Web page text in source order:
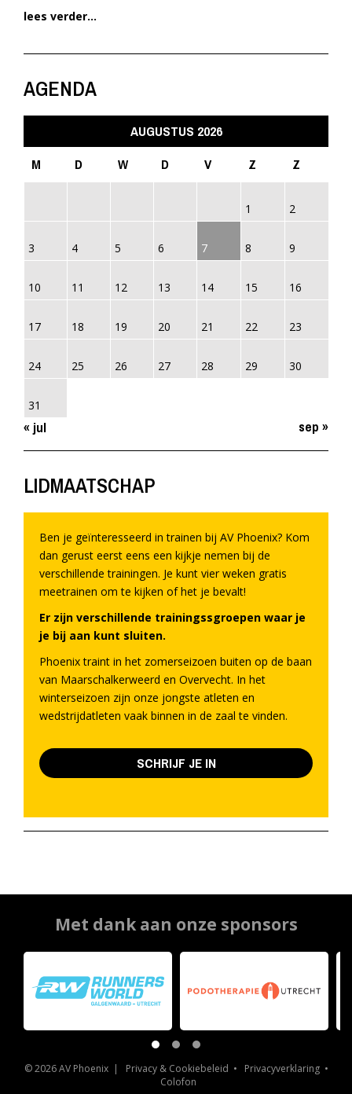
lees verder...
AGENDA
AUGUSTUS 2026
M
D W D V Z Z
1 2
3 4 5 6 7 8 9
10 11 12 13 14 15 16
17 18 19 20 21 22 23
24 25 26 27 28 29 30
31
« jul sep »
LIDMAATSCHAP
Ben je geïnteresseerd in trainen bij AV Phoenix? Kom
dan gerust eerst eens een kijkje nemen bij de
verschillende trainingen. Je kunt vier weken gratis
meetrainen om te kijken of het je bevalt!
Er zijn verschillende trainingssgroepen waar je
je bij aan kunt sluiten.
Phoenix traint in het zomerseizoen buiten op de baan
van Maarschalkerweerd en Overvecht. In het
winterseizoen zijn onze jongste atleten en
wedstrijdatleten vaak binnen in de zaal te vinden.
SCHRIJF JE IN
Met dank aan onze sponsors
© 2026 AV Phoenix | Privacy & Cookiebeleid • Privacyverklaring•
Colofon